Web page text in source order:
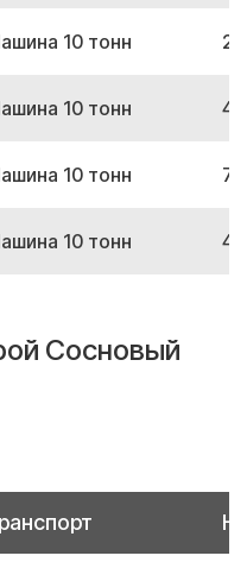
10 тонн
10 тонн
10 тонн
10 тонн
Сосновый